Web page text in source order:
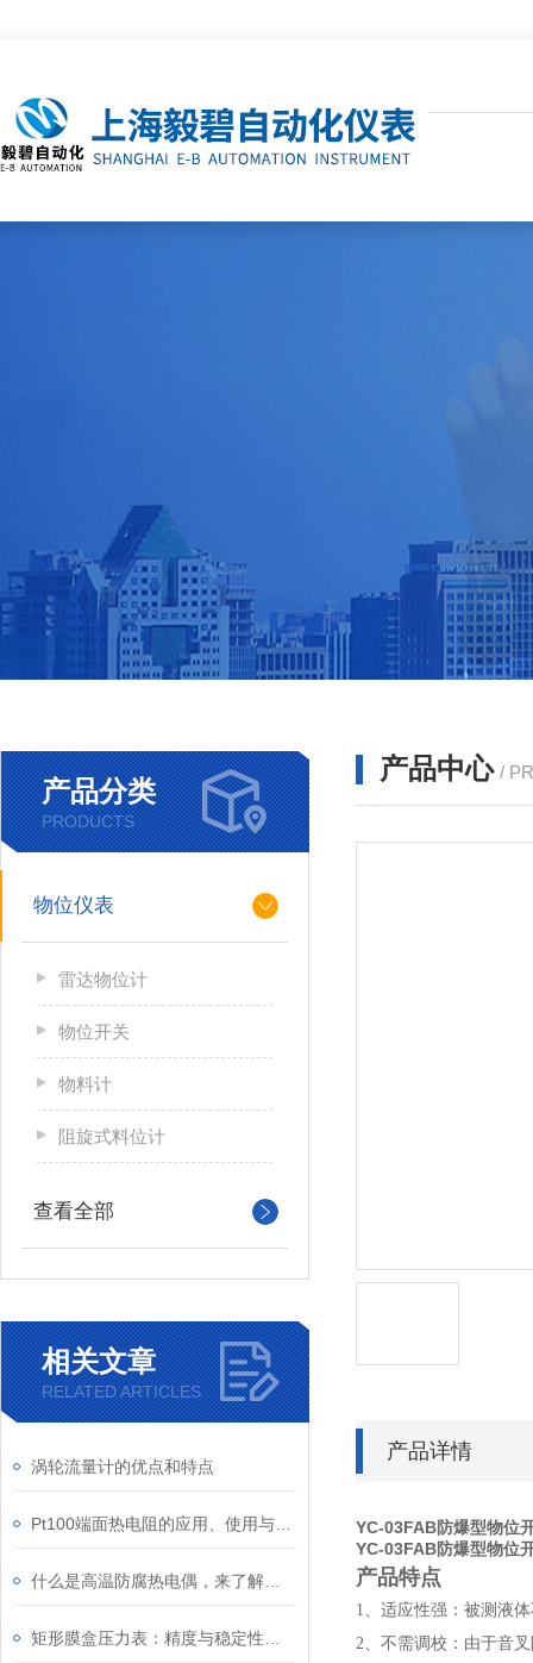
产品分类
PRODUCTS
物位仪表
雷达物位计
物位开关
物料计
阻旋式料位计
查看全部
相关文章
RELATED ARTICLES
涡轮流量计的优点和特点
产品中心 /
产品详情
YC-03FAB防爆型物位
YC-03FAB防爆型物位
产品特点
1、适应性强：被测液
2、不需调校：由于音